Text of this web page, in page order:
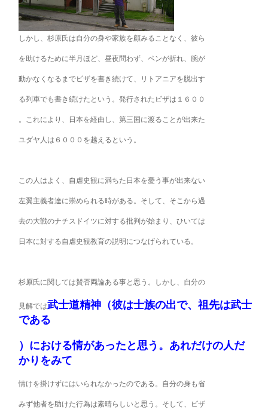
しかし、杉原氏は自分の身や家族を顧みることなく、彼ら
を助けるために半月ほど、昼夜問わず、ペンが折れ、腕が
動かなくなるまでビザを書き続けて、リトアニアを脱出す
る列車でも書き続けたという。発行されたビザは１６００
。これにより、日本を経由し、第三国に渡ることが出来た
ユダヤ人は６０００を越えるという。
この人はよく、自虐史観に満ちた日本を憂う事が出来ない
左翼主義者達に崇められる時がある。そして、そこから過
去の大戦のナチスドイツに対する批判が始まり、ひいては
日本に対する自虐史観教育の説明につなげられている。
杉原氏に関しては賛否両論ある事と思う。しかし、自分の
見解では武士道精神（彼は士族の出で、祖先は武士
である
）における情があったと思う。あれだけの人だ
かりをみて
情けを掛けずにはいられなかったのである。自分の身も省
みず他者を助けた行為は素晴らしいと思う。そして、ビザ